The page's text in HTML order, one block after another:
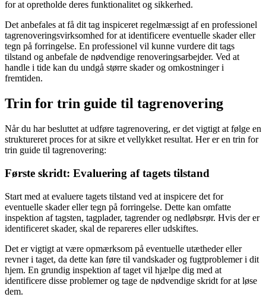
for at opretholde deres funktionalitet og sikkerhed.
Det anbefales at få dit tag inspiceret regelmæssigt af en professionel
tagrenoveringsvirksomhed for at identificere eventuelle skader eller
tegn på forringelse. En professionel vil kunne vurdere dit tags
tilstand og anbefale de nødvendige renoveringsarbejder. Ved at
handle i tide kan du undgå større skader og omkostninger i
fremtiden.
Trin for trin guide til tagrenovering
Når du har besluttet at udføre tagrenovering, er det vigtigt at følge en
struktureret proces for at sikre et vellykket resultat. Her er en trin for
trin guide til tagrenovering:
Første skridt: Evaluering af tagets tilstand
Start med at evaluere tagets tilstand ved at inspicere det for
eventuelle skader eller tegn på forringelse. Dette kan omfatte
inspektion af tagsten, tagplader, tagrender og nedløbsrør. Hvis der er
identificeret skader, skal de repareres eller udskiftes.
Det er vigtigt at være opmærksom på eventuelle utætheder eller
revner i taget, da dette kan føre til vandskader og fugtproblemer i dit
hjem. En grundig inspektion af taget vil hjælpe dig med at
identificere disse problemer og tage de nødvendige skridt for at løse
dem.